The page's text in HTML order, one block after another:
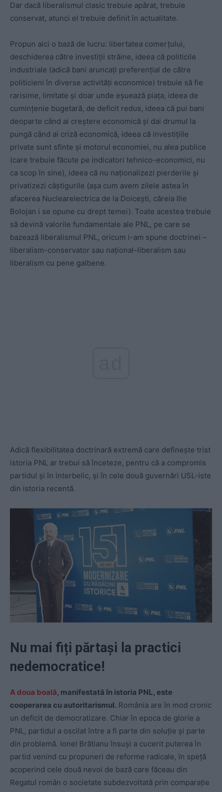
Dar dacă liberalismul clasic trebuie apărat, trebuie
conservat, atunci el trebuie definit în actualitate.
Propun aici o bază de lucru: libertatea comerțului,
deschiderea către investiții străine, ideea că politicile
industriale (adică bani aruncați preferențial de către
politicieni în diverse activități economice) trebuie să fie
rarisime, limitate și doar unde eșuează piața, ideea de
cumințenie bugetară, de deficit redus, ideea că pui bani
deoparte când ai creștere economică și dai drumul la
pungă când ai criză economică, ideea că investițiile
private sunt sfinte și motorul economiei, nu alea publice
(care trebuie făcute pe indicatori tehnico-economici, nu
ca scop în sine), ideea că nu naționalizezi pierderile și
privatizezi câștigurile (așa cum avem zilele astea în
afacerea Nuclearelectrica de la Doicești, căreia Ilie
Bolojan i se opune cu drept temei). Toate acestea trebuie
să devină valorile fundamentale ale PNL, pe care se
bazează liberalismul PNL, oricum i-am spune doctrinei –
liberalism-conservator sau național-liberalism sau
liberalism cu pene galbene.
Adică flexibilitatea doctrinară extremă care definește trist
istoria PNL ar trebui să înceteze, pentru că a compromis
partidul și în interbelic, și în cele două guvernări USL-iste
din istoria recentă.
Nu mai fiți părtași la practici
nedemocratice!
A doua boală, manifestată în istoria PNL, este
cooperarea cu autoritarismul. România are în mod cronic
un deficit de democratizare. Chiar în epoca de glorie a
PNL, partidul a oscilat între a fi parte din soluție și parte
din problemă. Ionel Brătianu însuși a cucerit puterea în
partid venind cu propuneri de reforme radicale, în speță
acoperind cele două nevoi de bază care făceau din
Regatul român o societate subdezvoltată prin comparație